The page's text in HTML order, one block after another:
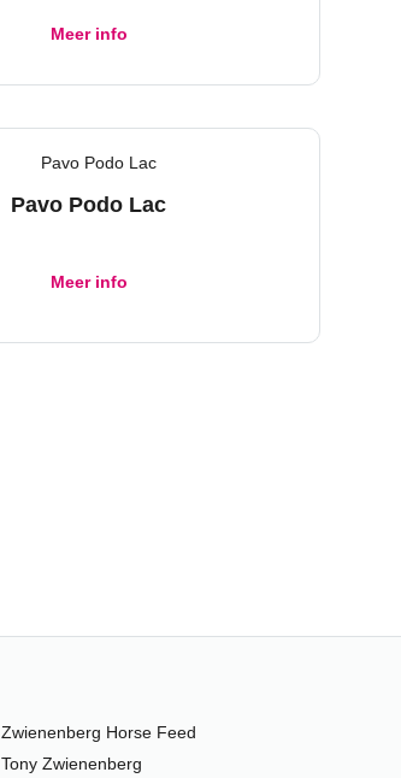
Meer info
Pavo Podo Lac
Meer info
Zwienenberg Horse Feed
Tony Zwienenberg